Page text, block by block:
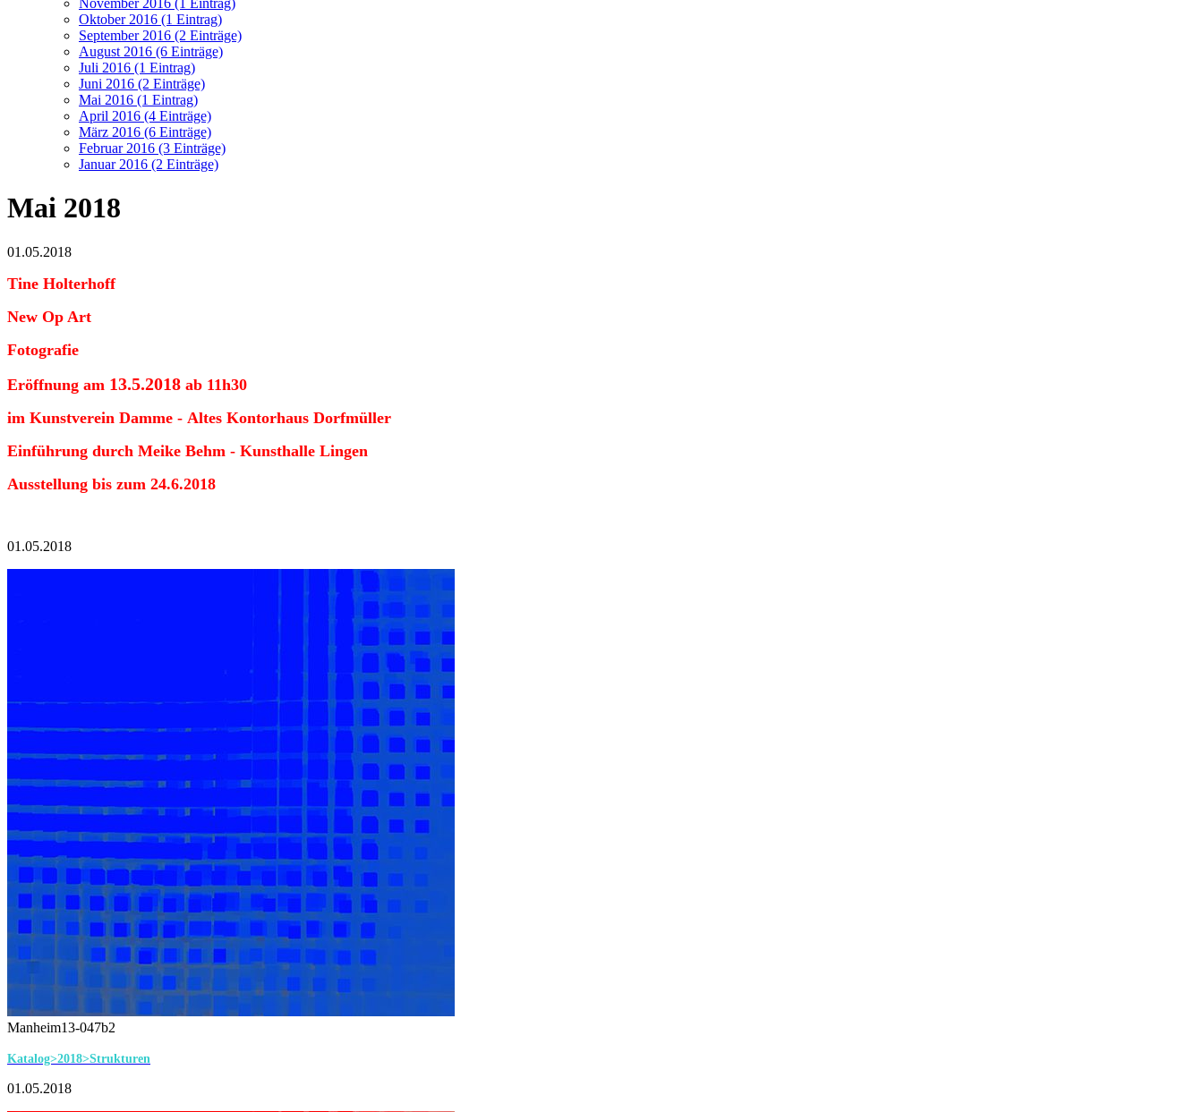
November 2016 (1 Eintrag)
Oktober 2016 (1 Eintrag)
September 2016 (2 Einträge)
August 2016 (6 Einträge)
Juli 2016 (1 Eintrag)
Juni 2016 (2 Einträge)
Mai 2016 (1 Eintrag)
April 2016 (4 Einträge)
März 2016 (6 Einträge)
Februar 2016 (3 Einträge)
Januar 2016 (2 Einträge)
Mai 2018
01.05.2018
Tine Holterhoff
New Op Art
Fotografie
Eröffnung am 13.5.2018 ab 11h30
im Kunstverein Damme - Altes Kontorhaus Dorfmüller
Einführung durch Meike Behm - Kunsthalle Lingen
Ausstellung bis zum 24.6.2018
01.05.2018
Manheim13-047b2
Katalog>2018>Strukturen
01.05.2018